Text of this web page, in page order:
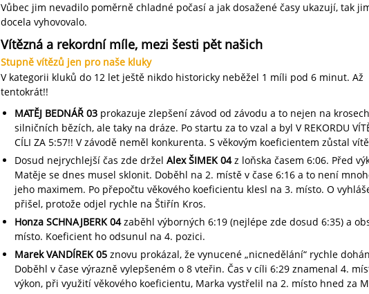
Vůbec jim nevadilo poměrně chladné počasí a jak dosažené časy ukazují, tak
docela vyhovovalo.
Vítězná a rekordní míle, mezi šesti pět našich
Stupně vítězů jen pro naše kluky
V kategorii kluků do 12 let ještě nikdo historicky neběžel 1 míli pod 6 minut. Až
tentokrát!!
MATĚJ BEDNÁŘ 03 prokazuje zlepšení závod od závodu a to nejen na
silničních bězích, ale taky na dráze. Po startu za to vzal a byl V REKORDU
CÍLI ZA 5:57!! V závodě neměl konkurenta. S věkovým koeficientem zůstal
Dosud nejrychlejší čas zde držel Alex ŠIMEK 04z loňska časem 6:06. Před
Matěje se dnes musel sklonit. Doběhl na 2. místě v čase 6:16 a to není
jeho maximem. Po přepočtu věkového koeficientu klesl na 3. místo. O
přišel, protože odjel rychle na Štiřín Kros.
Honza SCHNAJBERK 04zaběhl výborných 6:19 (nejlépe zde dosud 6:35) a
místo. Koeficient ho odsunul na 4. pozici.
Marek VANDÍREK 05 znovu prokázal, že vynucené „nicnedělání“ rychle
Doběhl v čase výrazně vylepšeném o 8 vteřin. Čas v cíli 6:29 znamenal 4.
výkon, při využití věkového koeficientu, Marka vystřelil na 2. místo hned za